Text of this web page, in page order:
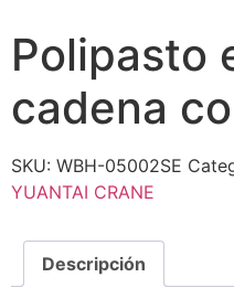
Polipasto
cadena
SKU: WBH-05002SE
YUANTAI CRANE
Descripción